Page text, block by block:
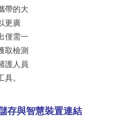
帶的大
更廣
僅需一
取檢測
護人員
。
存與智慧裝置連結